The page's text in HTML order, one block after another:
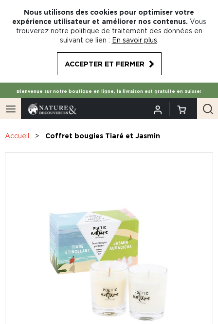
Nous utilisons des cookies pour optimiser votre
expérience utilisateur et améliorer nos contenus. Vous
trouverez notre politique de traitement des données en
suivant ce lien : En savoir plus
ACCEPTER ET FERMER
Bienvenue sur notre boutique en ligne, la livraison est gratuite en Suisse!
Accueil Coffret bougies Tiaré et Jasmin